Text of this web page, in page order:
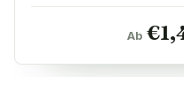
Ab €